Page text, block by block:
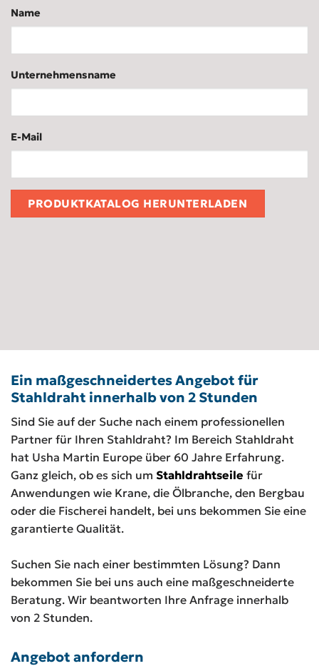
Name
Unternehmensname
E-Mail
Ein maßgeschneidertes Angebot für
Stahldraht innerhalb von 2 Stunden
Sind Sie auf der Suche nach einem professionellen
Partner für Ihren Stahldraht? Im Bereich Stahldraht
hat Usha Martin Europe über 60 Jahre Erfahrung.
Ganz gleich, ob es sich um Stahldrahtseile für
Anwendungen wie Krane, die Ölbranche, den Bergbau
oder die Fischerei handelt, bei uns bekommen Sie eine
garantierte Qualität.
Suchen Sie nach einer bestimmten Lösung? Dann
bekommen Sie bei uns auch eine maßgeschneiderte
Beratung. Wir beantworten Ihre Anfrage innerhalb
von 2 Stunden.
Angebot anfordern